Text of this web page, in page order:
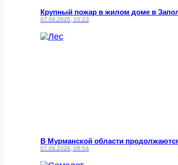
Крупный пожар в жилом доме в
07.08.2026, 10:23
В Мурманской области
07.08.2026, 09:54